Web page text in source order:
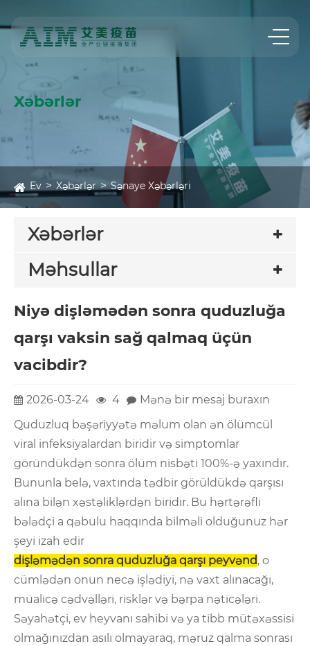
Xəbərlər
Ev Xəbərlər Sənaye Xəbərləri
Xəbərlər
Məhsullar
Niyə dişləmədən sonra quduzluğa
qarşı vaksin sağ qalmaq üçün
vacibdir?
2026-03-24 4
Mənə bir mesaj buraxın
Quduzluq bəşəriyyətə məlum olan ən ölümcül
viral infeksiyalardan biridir və simptomlar
göründükdən sonra ölüm nisbəti 100%-ə yaxındır.
Bununla belə, vaxtında tədbir görüldükdə qarşısı
alına bilən xəstəliklərdən biridir. Bu hərtərəfli
bələdçi a qəbulu haqqında bilməli olduğunuz hər
şeyi izah edir
dişləmədən sonra quduzluğa qarşı peyvənd, o
cümlədən onun necə işlədiyi, nə vaxt alınacağı,
müalicə cədvəlləri, risklər və bərpa nəticələri.
Səyahətçi, ev heyvanı sahibi və ya tibb mütəxəssisi
olmağınızdan asılı olmayaraq, məruz qalma sonrası